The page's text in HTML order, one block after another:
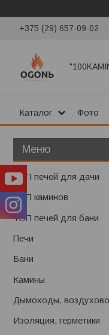
+375 (29) 657-09-02
Каталог Фото
ТОП печей для дачи
ТОП каминов
ТОП печей для бани
Печи
Бани
Камины
Дымоходы,
Изоляция, герметики